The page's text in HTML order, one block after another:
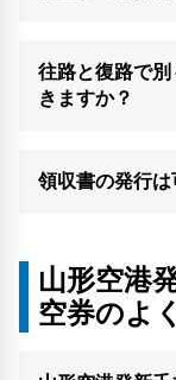
往路と復路で
きますか？
領収書の発行は
山形空港
空券のよ